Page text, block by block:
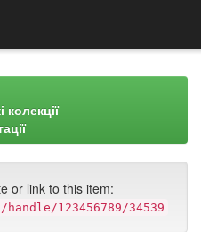
колекції
or link to this item:
123456789/34539